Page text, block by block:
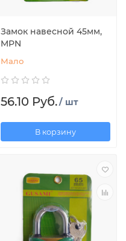
Замок навесной 45мм,
MPN
Мало
56.10 Руб./ шт
В корзину